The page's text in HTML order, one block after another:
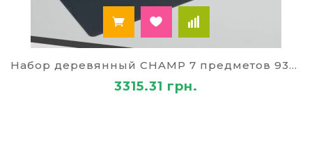
желающие подчеркнуть свою значимость.
Набор настольный деревянный — является
отличным презентом бизнес партнеру,
начальнику на любое торжество. Если вы
находитесь в поисках подходящего подарка,
загляните в каталог интернет магазина Paley.
Набор деревянный CHAMP 7 предметов 9340
3315.31 грн.